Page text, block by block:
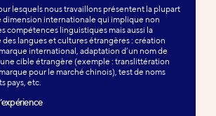
lesquels nous travaillons présentent la plupart
dimension internationale qui implique non
compétences linguistiques mais aussi la
des langues et cultures étrangères : création
international, adaptation d’un nom de
cible étrangère (exemple : translittération
pour le marché chinois), test de noms
pays, etc.